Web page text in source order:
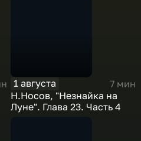
1 августа
7 мин
Н.Носов, "Незнайка на
Луне". Глава 23. Часть 4